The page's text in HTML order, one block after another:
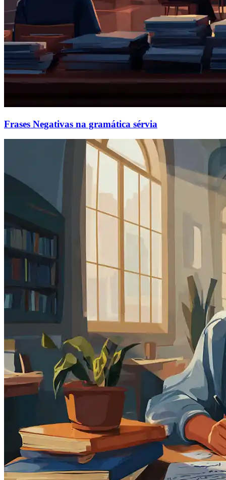
Frases Negativas na gramática sérvia